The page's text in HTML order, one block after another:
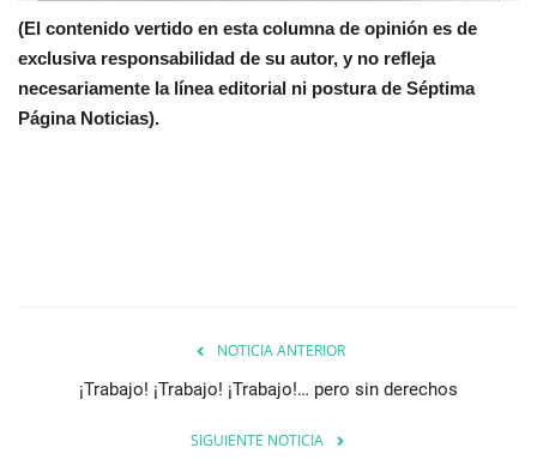
(El contenido vertido en esta columna de opinión es de
exclusiva responsabilidad de su autor, y no refleja
necesariamente la línea editorial ni postura de Séptima
Página Noticias).
NOTICIA ANTERIOR
¡Trabajo! ¡Trabajo! ¡Trabajo!… pero sin derechos
SIGUIENTE NOTICIA